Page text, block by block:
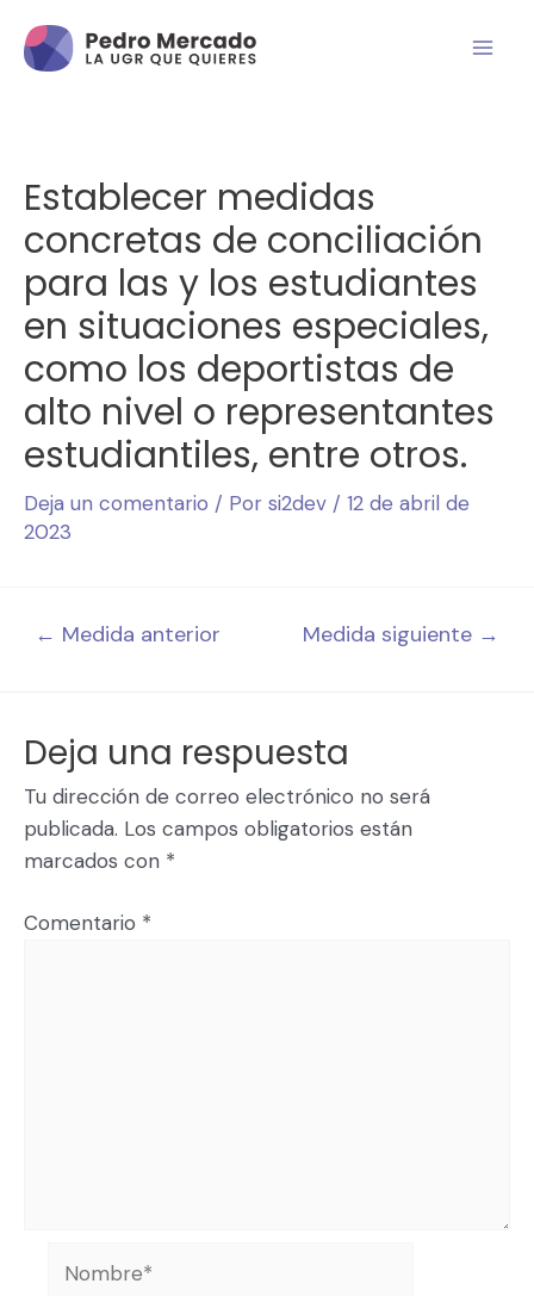
Establecer medidas
concretas de conciliación
para las y los estudiantes
en situaciones especiales,
como los deportistas de
alto nivel o representantes
estudiantiles, entre otros.
Deja un comentario / Por si2dev / 12 de abril de
2023
← Medida anterior Medida siguiente →
Deja una respuesta
Tu dirección de correo electrónico no será
publicada. Los campos obligatorios están
marcados con *
Comentario *